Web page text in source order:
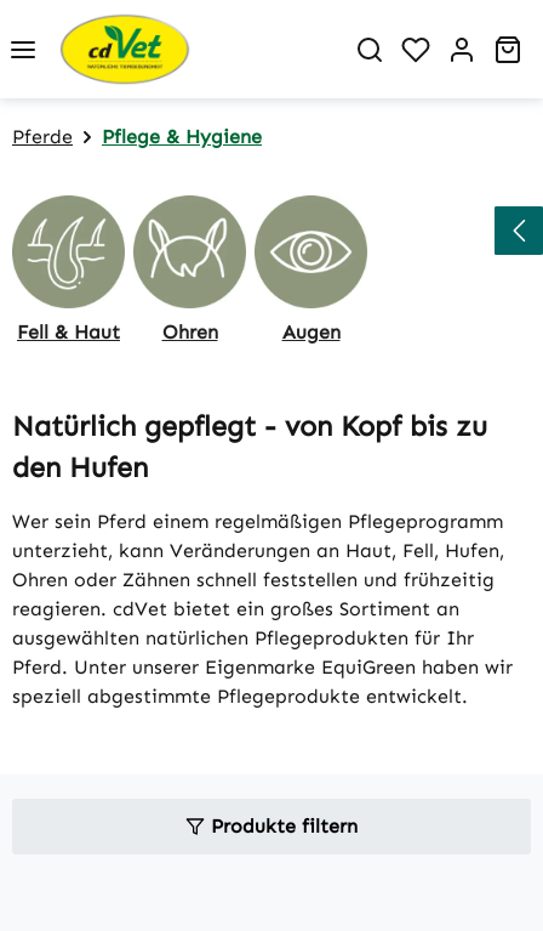
Zum Hauptinhalt springen
Du hast 0
Pferde Pflege & Hygiene
Fell & Haut Ohren Augen
Natürlich gepflegt - von Kopf bis zu
den Hufen
Wer sein Pferd einem regelmäßigen Pflegeprogramm
unterzieht, kann Veränderungen an Haut, Fell, Hufen,
Ohren oder Zähnen schnell feststellen und frühzeitig
reagieren. cdVet bietet ein großes Sortiment an
ausgewählten natürlichen Pflegeprodukten für Ihr
Pferd. Unter unserer Eigenmarke EquiGreen haben wir
speziell abgestimmte Pflegeprodukte entwickelt.
Produkte filtern